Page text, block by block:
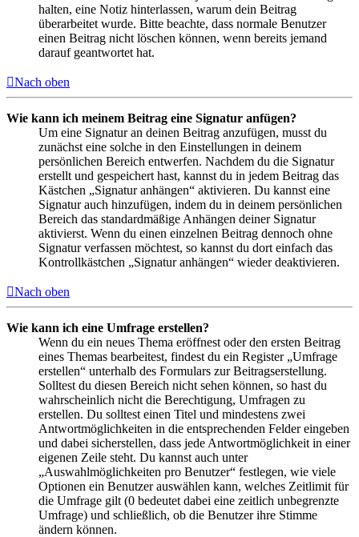
halten, eine Notiz hinterlassen, warum dein Beitrag
überarbeitet wurde. Bitte beachte, dass normale Benutzer
einen Beitrag nicht löschen können, wenn bereits jemand
darauf geantwortet hat.
Nach oben
Wie kann ich meinem Beitrag eine Signatur anfügen?
Um eine Signatur an deinen Beitrag anzufügen, musst du
zunächst eine solche in den Einstellungen in deinem
persönlichen Bereich entwerfen. Nachdem du die Signatur
erstellt und gespeichert hast, kannst du in jedem Beitrag das
Kästchen „Signatur anhängen“ aktivieren. Du kannst eine
Signatur auch hinzufügen, indem du in deinem persönlichen
Bereich das standardmäßige Anhängen deiner Signatur
aktivierst. Wenn du einen einzelnen Beitrag dennoch ohne
Signatur verfassen möchtest, so kannst du dort einfach das
Kontrollkästchen „Signatur anhängen“ wieder deaktivieren.
Nach oben
Wie kann ich eine Umfrage erstellen?
Wenn du ein neues Thema eröffnest oder den ersten Beitrag
eines Themas bearbeitest, findest du ein Register „Umfrage
erstellen“ unterhalb des Formulars zur Beitragserstellung.
Solltest du diesen Bereich nicht sehen können, so hast du
wahrscheinlich nicht die Berechtigung, Umfragen zu
erstellen. Du solltest einen Titel und mindestens zwei
Antwortmöglichkeiten in die entsprechenden Felder eingeben
und dabei sicherstellen, dass jede Antwortmöglichkeit in einer
eigenen Zeile steht. Du kannst auch unter
„Auswahlmöglichkeiten pro Benutzer“ festlegen, wie viele
Optionen ein Benutzer auswählen kann, welches Zeitlimit für
die Umfrage gilt (0 bedeutet dabei eine zeitlich unbegrenzte
Umfrage) und schließlich, ob die Benutzer ihre Stimme
ändern können.